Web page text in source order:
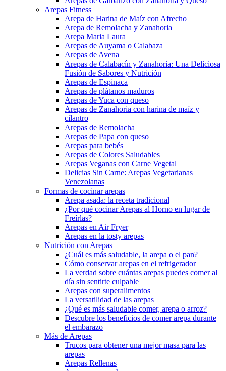
Arepas Fitness
Arepa de Harina de Maíz con Afrecho
Arepa de Remolacha y Zanahoria
Arepa Maria Laura
Arepas de Auyama o Calabaza
Arepas de Avena
Arepas de Calabacín y Zanahoria: Una Deliciosa
Fusión de Sabores y Nutrición
Arepas de Espinaca
Arepas de plátanos maduros
Arepas de Yuca con queso
Arepas de Zanahoria con harina de maíz y
cilantro
Arepas de Remolacha
Arepas de Papa con queso
Arepas para bebés
Arepas de Colores Saludables
Arepas Veganas con Carne Vegetal
Delicias Sin Carne: Arepas Vegetarianas
Venezolanas
Formas de cocinar arepas
Arepa asada: la receta tradicional
¿Por qué cocinar Arepas al Horno en lugar de
Freírlas?
Arepas en Air Fryer
Arepas en la tosty arepas
Nutrición con Arepas
¿Cuál es más saludable, la arepa o el pan?
Cómo conservar arepas en el refrigerador
La verdad sobre cuántas arepas puedes comer al
día sin sentirte culpable
Arepas con superalimentos
La versatilidad de las arepas
¿Qué es más saludable comer, arepa o arroz?
Descubre los beneficios de comer arepa durante
el embarazo
Más de Arepas
Trucos para obtener una mejor masa para las
arepas
Arepas Rellenas